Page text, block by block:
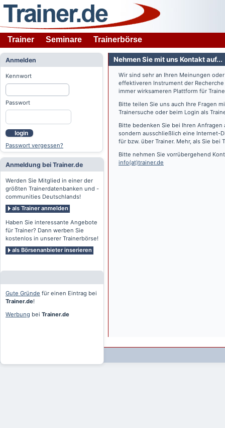
Trainer Seminare Trainerbörse
Anmelden
Kennwort
Passwort
login
Passwort vergessen?
Anmeldung bei Trainer.de
Werden Sie Mitglied in einer der
größten Trainerdatenbanken und -
communities Deutschlands!
als Trainer anmelden
Haben Sie interessante Angebote
für Trainer? Dann werben Sie
kostenlos in unserer Trainerbörse!
als Börsenanbieter inserieren
Gute Gründe für einen Eintrag bei
Trainer.de!
Werbung bei Trainer.de
Nehmen Sie mit uns Kontakt auf...
Wir sind sehr an Ihren Meinungen
effektiveren Instrument der
immer wirksameren Plattform für
Bitte teilen Sie uns auch Ihre Fragen
Trainersuche oder beim Login als
Bitte bedenken Sie bei Ihren
sondern ausschließlich eine Internet-
für bzw. über Trainer. Mehr, als Sie bei
Bitte nehmen Sie vorrübergehend
info(at)trainer.de